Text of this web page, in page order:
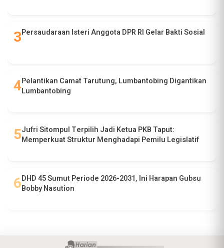
Persaudaraan Isteri Anggota DPR RI Gelar Bakti Sosial
Pelantikan Camat Tarutung, Lumbantobing Digantikan
Lumbantobing
Jufri Sitompul Terpilih Jadi Ketua PKB Taput:
Memperkuat Struktur Menghadapi Pemilu Legislatif
DHD 45 Sumut Periode 2026-2031, Ini Harapan Gubsu
Bobby Nasution